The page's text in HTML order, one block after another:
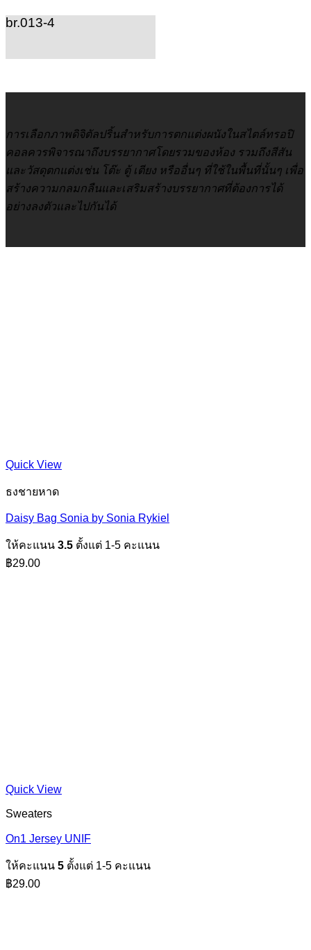
br.013-4
การเลือกภาพดิจิตัลปริ้นสำหรับการตกแต่งผนังในสไตล์ทรอปิ
คอลควรพิจารณาถึงบรรยากาศโดยรวมของห้อง รวมถึงสีสัน
และวัสดุตกแต่งเช่น โต๊ะ ตู้ เตียง หรืออื่นๆ ที่ใช้ในพื้นที่นั้นๆ เพื่อ
สร้างความกลมกลืนและเสริมสร้างบรรยากาศที่ต้องการได้
อย่างลงตัวและไปกันได้
Quick View
ธงชายหาด
Daisy Bag Sonia by Sonia Rykiel
ให้คะแนน 3.5 ตั้งแต่ 1-5 คะแนน
฿29.00
Quick View
Sweaters
On1 Jersey UNIF
ให้คะแนน 5 ตั้งแต่ 1-5 คะแนน
฿29.00